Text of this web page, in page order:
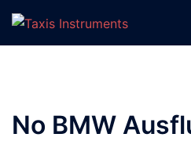
Zum
Inhalt
springen
No BMW